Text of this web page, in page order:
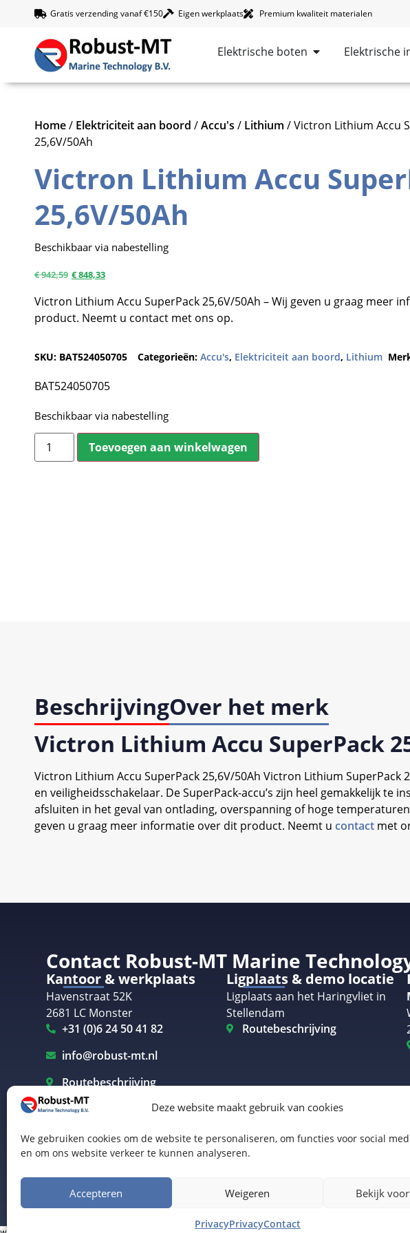
Deze website maakt gebruik van cookies
We gebruiken cookies om de website te personaliseren, om functies voor social
en om ons website verkeer te kunnen analyseren.
Accepteren Weigeren Bekijk
PrivacyPrivacyContact
Gratis verzending vanaf €150 Eigen werkplaats Premium kwaliteit materialen
Elektrische boten Elektrische
Home/ Elektriciteit aan boord /Accu's / Lithium / Victron Lithium Accu
25,6V/50Ah
Victron Lithium Accu
25,6V/50Ah
Beschikbaar via nabestelling
€942,59 €848,33
Victron Lithium Accu SuperPack 25,6V/50Ah – Wij geven u graag meer
product. Neemt u contact met ons op.
SKU: BAT524050705 Categorieën: Accu's, Elektriciteit aan boord, Lithium
BAT524050705
Beschikbaar via nabestelling
Toevoegen aan winkelwagen
BeschrijvingOver het merk
Victron Lithium Accu SuperPack
Victron Lithium Accu SuperPack 25,6V/50Ah Victron Lithium
en veiligheidsschakelaar. De SuperPack-accu’s zijn heel gemakkelijk
afsluiten in het geval van ontlading, overspanning of hoge
geven u graag meer informatie over dit product. Neemt u contact met
Contact Robust-MT Marine
Kantoor & werkplaats
Havenstraat 52K
2681 LC Monster
+31 (0)6 24 50 41 82
info@robust-mt.nl
Routebeschrijving
Ligplaats & demo locatie
Ligplaats aan het Haringvliet in
Stellendam
Routebeschrijving
Elektrisch varen Westland Elektrisch varen Rotterdam